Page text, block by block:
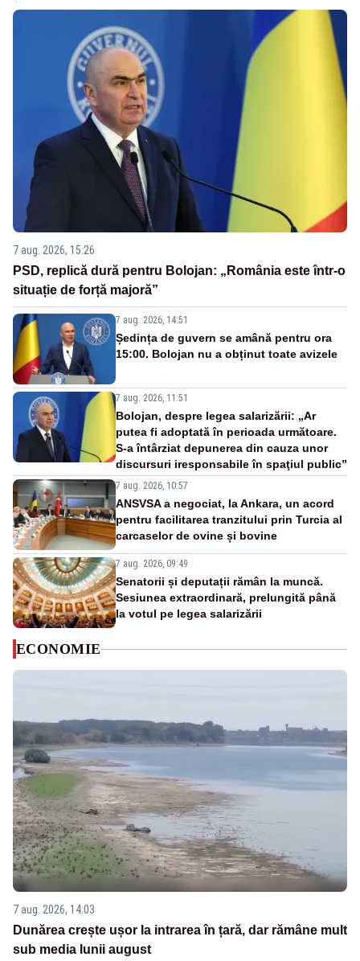
7 aug. 2026, 15:26
PSD, replică dură pentru Bolojan: „România este într-o
situație de forță majoră”
7 aug. 2026, 14:51
Ședința de guvern se amână pentru ora
15:00. Bolojan nu a obținut toate avizele
7 aug. 2026, 11:51
Bolojan, despre legea salarizării: „Ar
putea fi adoptată în perioada următoare.
S-a întârziat depunerea din cauza unor
discursuri iresponsabile în spaţiul public”
7 aug. 2026, 10:57
ANSVSA a negociat, la Ankara, un acord
pentru facilitarea tranzitului prin Turcia al
carcaselor de ovine și bovine
7 aug. 2026, 09:49
Senatorii și deputații rămân la muncă.
Sesiunea extraordinară, prelungită până
la votul pe legea salarizării
ECONOMIE
7 aug. 2026, 14:03
Dunărea crește ușor la intrarea în țară, dar rămâne mult
sub media lunii august